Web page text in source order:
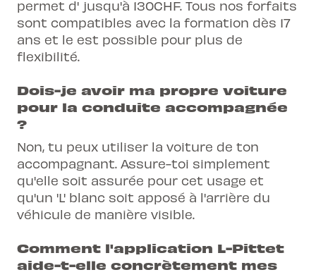
permet d' jusqu'à 130CHF. Tous nos forfaits
sont compatibles avec la formation dès 17
ans et le est possible pour plus de
flexibilité.
Dois-je avoir ma propre voiture
pour la conduite accompagnée
?
Non, tu peux utiliser la voiture de ton
accompagnant. Assure-toi simplement
qu'elle soit assurée pour cet usage et
qu'un 'L' blanc soit apposé à l'arrière du
véhicule de manière visible.
Comment l'application L-Pittet
aide-t-elle concrètement mes